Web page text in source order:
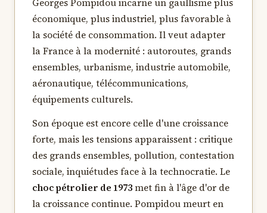
Georges Pompidou incarne un gaullisme plus
économique, plus industriel, plus favorable à
la société de consommation. Il veut adapter
la France à la modernité : autoroutes, grands
ensembles, urbanisme, industrie automobile,
aéronautique, télécommunications,
équipements culturels.
Son époque est encore celle d'une croissance
forte, mais les tensions apparaissent : critique
des grands ensembles, pollution, contestation
sociale, inquiétudes face à la technocratie. Le
choc pétrolier de 1973met fin à l'âge d'or de
la croissance continue. Pompidou meurt en